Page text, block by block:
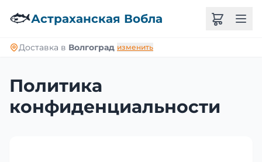
🐟Астраханская Вобла
Доставка в Волгоград изменить
Политика
конфиденциальности